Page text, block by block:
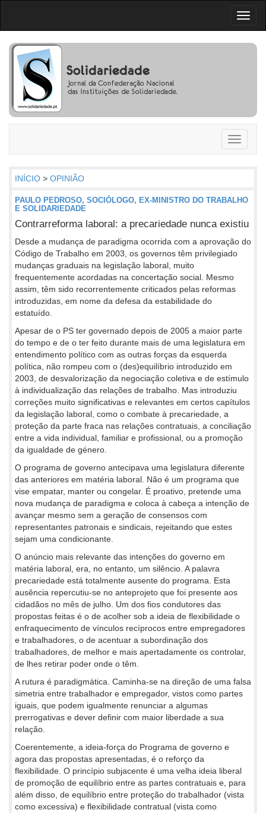
Toggle
INÍCIO > OPINIÃO
PAULO PEDROSO, SOCIÓLOGO, EX-MINISTRO DO TRABALHO
E SOLIDARIEDADE
Contrarreforma laboral: a precariedade nunca existiu
Desde a mudança de paradigma ocorrida com a aprovação do
Código de Trabalho em 2003, os governos têm privilegiado
mudanças graduais na legislação laboral, muito
frequentemente acordadas na concertação social. Mesmo
assim, têm sido recorrentemente criticados pelas reformas
introduzidas, em nome da defesa da estabilidade do
estatuído.
Apesar de o PS ter governado depois de 2005 a maior parte
do tempo e de o ter feito durante mais de uma legislatura em
entendimento político com as outras forças da esquerda
política, não rompeu com o (des)equilíbrio introduzido em
2003, de desvalorização da negociação coletiva e de estímulo
à individualização das relações de trabalho. Mas introduziu
correções muito significativas e relevantes em certos capítulos
da legislação laboral, como o combate à precariedade, a
proteção da parte fraca nas relações contratuais, a conciliação
entre a vida individual, familiar e profissional, ou a promoção
da igualdade de género.
O programa de governo antecipava uma legislatura diferente
das anteriores em matéria laboral. Não é um programa que
vise empatar, manter ou congelar. É proativo, pretende uma
nova mudança de paradigma e coloca à cabeça a intenção de
avançar mesmo sem a geração de consensos com
representantes patronais e sindicais, rejeitando que estes
sejam uma condicionante.
O anúncio mais relevante das intenções do governo em
matéria laboral, era, no entanto, um silêncio. A palavra
precariedade está totalmente ausente do programa. Esta
ausência repercutiu-se no anteprojeto que foi presente aos
cidadãos no mês de julho. Um dos fios condutores das
propostas feitas é o de acolher sob a ideia de flexibilidade o
enfraquecimento de vínculos recíprocos entre empregadores
e trabalhadores, o de acentuar a subordinação dos
trabalhadores, de melhor e mais apertadamente os controlar,
de lhes retirar poder onde o têm.
A rutura é paradigmática. Caminha-se na direção de uma falsa
simetria entre trabalhador e empregador, vistos como partes
iguais, que podem igualmente renunciar a algumas
prerrogativas e dever definir com maior liberdade a sua
relação.
Coerentemente, a ideia-força do Programa de governo e
agora das propostas apresentadas, é o reforço da
flexibilidade. O princípio subjacente é uma velha ideia liberal
de promoção de equilíbrio entre as partes contratuais e, para
além disso, de equilíbrio entre proteção do trabalhador (vista
como excessiva) e flexibilidade contratual (vista como